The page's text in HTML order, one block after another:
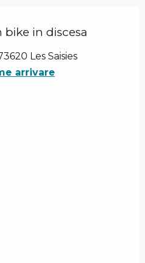
in discesa
Les Saisies
arrivare